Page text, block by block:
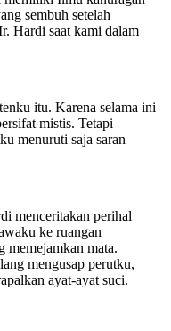
sembuh setelah
Hardi saat kami dalam
itu. Karena selama ini
mistis. Tetapi
menuruti saja saran
menceritakan perihal
ke ruangan
memejamkan mata.
mengusap perutku,
ayat-ayat suci.